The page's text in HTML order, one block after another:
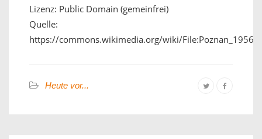
Lizenz: Public Domain (gemeinfrei)
Quelle:
https://commons.wikimedia.org/wiki/
Heute vor...